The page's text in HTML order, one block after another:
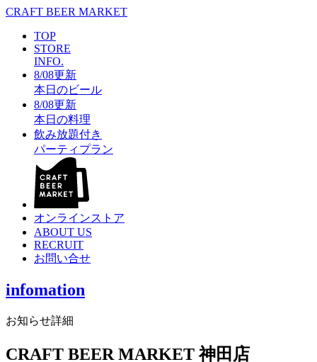
CRAFT BEER MARKET
TOP
STORE
INFO.
8/08更新
本日のビール
8/08更新
本日の料理
飲み放題付き
パーティプラン
オンラインストア
ABOUT US
RECRUIT
お問い合せ
infomation
お知らせ詳細
CRAFT BEER MARKET 神田店